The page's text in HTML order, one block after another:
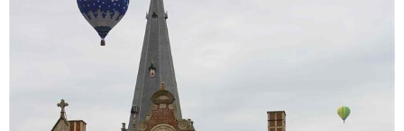
TOURISME
DOSSIERS
VIDÉOS